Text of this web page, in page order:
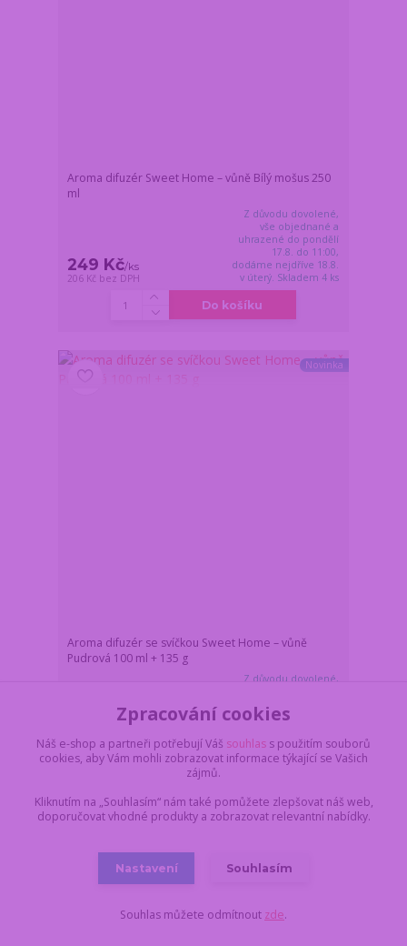
Aroma difuzér Sweet Home – vůně Bílý mošus 250
ml
249 Kč/ks
206 Kč bez DPH
Z důvodu dovolené,
vše objednané a
uhrazené do pondělí
17.8. do 11:00,
dodáme nejdříve 18.8.
v úterý. Skladem 4 ks
Do košíku
Novinka
Aroma difuzér se svíčkou Sweet Home – vůně
Pudrová 100 ml + 135 g
189 Kč bez DPH
Z důvodu dovolené,
uhrazené do pondělí
17.8. do 11:00,
v úterý. Skladem 3 ks
Do košíku
Zpracování cookies
Náš e-shop a partneři potřebují Váš souhlas s použitím souborů
cookies, aby Vám mohli zobrazovat informace týkající se Vašich
zájmů.
Kliknutím na „Souhlasím“ nám také pomůžete zlepšovat náš web,
doporučovat vhodné produkty a zobrazovat relevantní nabídky.
Nastavení Souhlasím
Souhlas můžete odmítnout zde.